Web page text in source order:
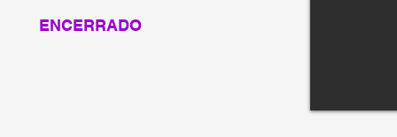
ENCERRADO